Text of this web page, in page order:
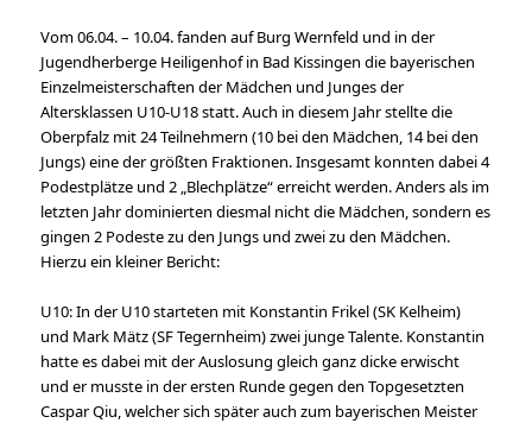
Vom 06.04. – 10.04. fanden auf Burg Wernfeld und in der
Jugendherberge Heiligenhof in Bad Kissingen die bayerischen
Einzelmeisterschaften der Mädchen und Junges der
Altersklassen U10-U18 statt. Auch in diesem Jahr stellte die
Oberpfalz mit 24 Teilnehmern (10 bei den Mädchen, 14 bei den
Jungs) eine der größten Fraktionen. Insgesamt konnten dabei 4
Podestplätze und 2 „Blechplätze“ erreicht werden. Anders als im
letzten Jahr dominierten diesmal nicht die Mädchen, sondern es
gingen 2 Podeste zu den Jungs und zwei zu den Mädchen.
Hierzu ein kleiner Bericht:
U10: In der U10 starteten mit Konstantin Frikel (SK Kelheim)
und Mark Mätz (SF Tegernheim) zwei junge Talente. Konstantin
hatte es dabei mit der Auslosung gleich ganz dicke erwischt
und er musste in der ersten Runde gegen den Topgesetzten
Caspar Qiu, welcher sich später auch zum bayerischen Meister